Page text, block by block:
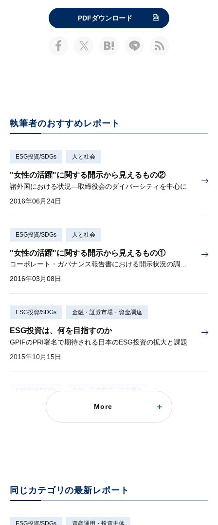
PDFダウンロード
執筆者のおすすめレポート
ESG投資/SDGs 人と社会
"女性の活躍"に関する開示から見えるもの②
諸外国における状況—取締役会のダイバーシティを中心に
2016年06月24日
ESG投資/SDGs 人と社会
"女性の活躍"に関する開示から見えるもの①
コーポレート・ガバナンス報告書における開示状況の調査から
2016年03月08日
ESG投資/SDGs 金融・証券市場・資金調達
ESG投資は、何を目指すのか
GPIFのPRI署名で期待される日本のESG投資の拡大と課題
2015年10月15日
金融・証券市場・資金調達
ESG情報の開示と投資への利用の現状と課題
投資家が望むのは、企業価値の創造プロセスの開示
More
同じカテゴリの最新レポート
ESG投資/SDGs 資産運用・投資主体